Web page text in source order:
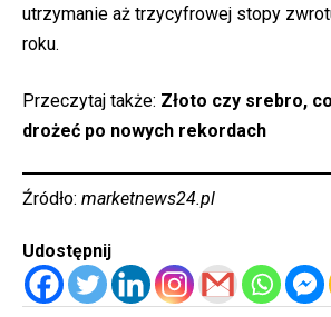
utrzymanie aż trzycyfrowej stopy
roku.
Przeczytaj także: Złoto czy srebro,
drożeć po nowych rekordach
Źródło: marketnews24.pl
Udostępnij